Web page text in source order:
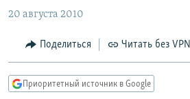
Вернутся
главной
навигации
Вернутся
МНЕНИЯ
КУЛЬТУРА
IDEL.РЕАЛИИ
КАВКАЗ.РЕАЛИИ
20 августа 2010
Поделиться Читать без VPN
Приоритетный источник в Google